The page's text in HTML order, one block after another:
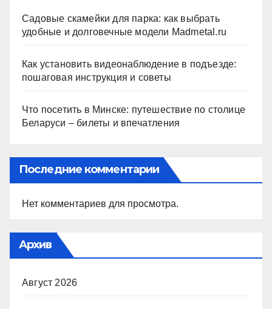
Садовые скамейки для парка: как выбрать
удобные и долговечные модели Madmetal.ru
Как установить видеонаблюдение в подъезде:
пошаговая инструкция и советы
Что посетить в Минске: путешествие по столице
Беларуси – билеты и впечатления
Последние комментарии
Нет комментариев для просмотра.
Архив
Август 2026